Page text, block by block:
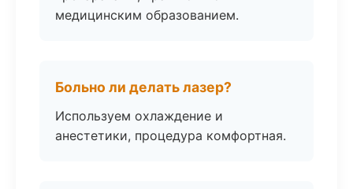
медицинским образованием.
Больно ли делать лазер?
Используем охлаждение и
анестетики, процедура комфортная.